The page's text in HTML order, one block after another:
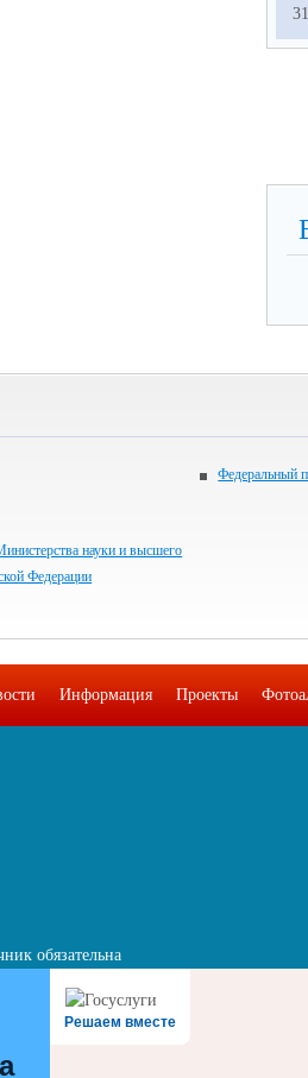
31
Федеральный
науки и высшего
Федерации
Информация Проекты
обязательна
Решаем вместе